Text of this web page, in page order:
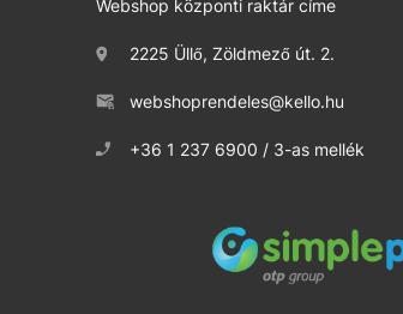
Webshop központi raktár címe
2225 Üllő, Zöldmező út. 2.
webshoprendeles@kello.hu
+36 1 237 6900 / 3-as mellék